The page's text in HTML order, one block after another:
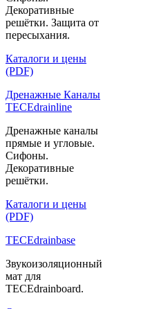
Декоративные
решётки. Защита от
пересыхания.
Каталоги и цены
(PDF)
Дренажные Каналы
TECEdrainline
Дренажные каналы
прямые и угловые.
Сифоны.
Декоративные
решётки.
Каталоги и цены
(PDF)
TECEdrainbase
Звукоизоляционный
мат для
TECEdrainboard.